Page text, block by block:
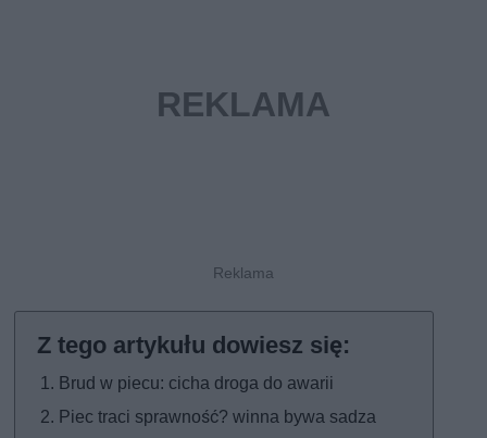
Brud w piecu: cicha droga do awarii
Piec traci sprawność? winna bywa sadza